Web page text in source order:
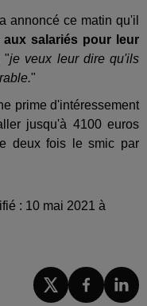
annoncé ce matin qu'il
salariés pour leur
"je veux leur dire qu'ils
"
prime d'intéressement
jusqu'à 4100 euros
deux fois le smic par
: 10 mai 2021 à